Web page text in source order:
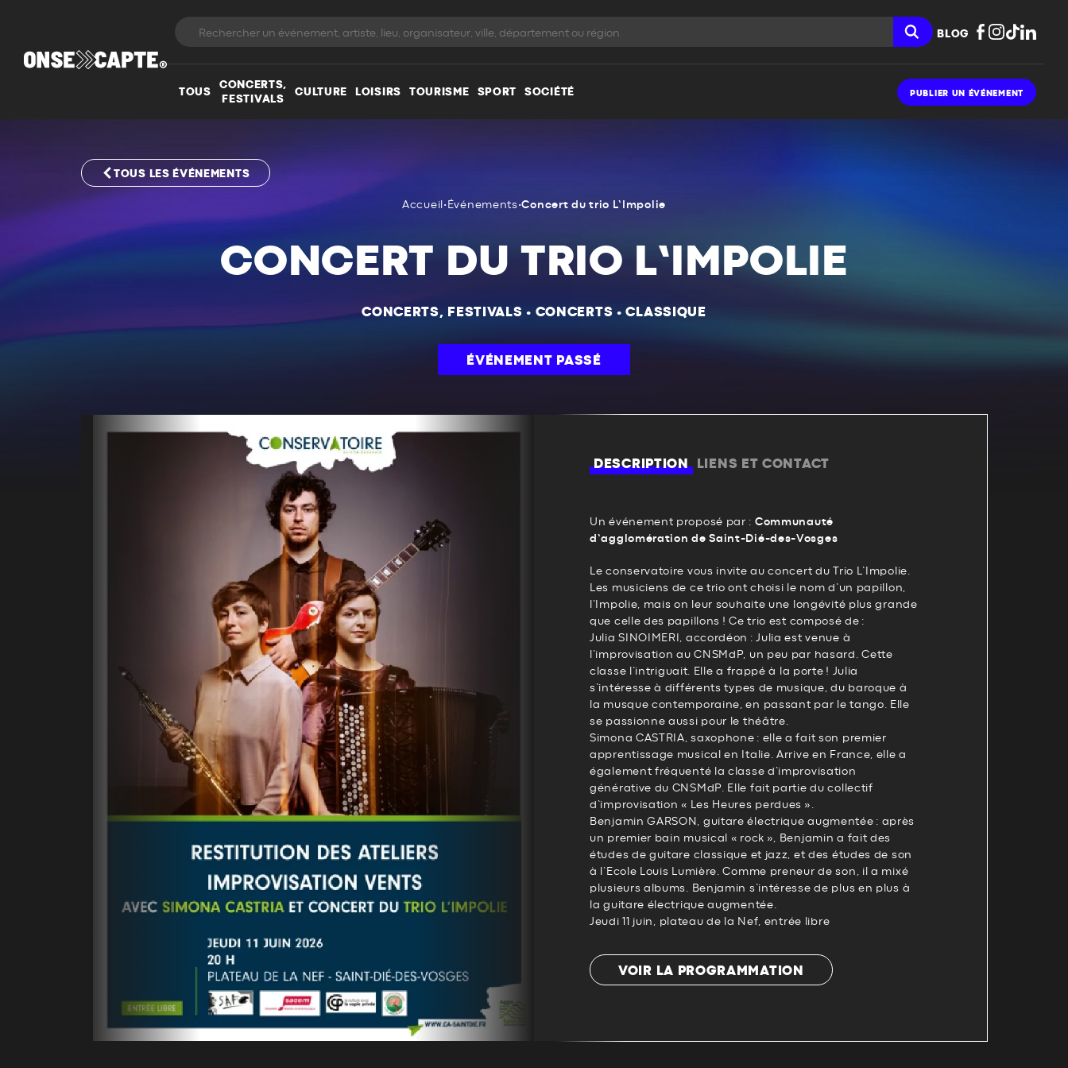
BLOG
TOUS
CONCERTS,
FESTIVALS
CULTURE LOISIRS TOURISME SPORT SOCIÉTÉ PUBLIER UN ÉVÉNEMENT
TOUS LES ÉVÉNEMENTS
Accueil • Événements•Concert du trio L’Impolie
CONCERT DU TRIO L’IMPOLIE
CONCERTS, FESTIVALS • CONCERTS •CLASSIQUE
ÉVÉNEMENT PASSÉ
DESCRIPTION LIENS ET CONTACT
Un événement proposé par : Communauté
d’agglomération de Saint-Dié-des-Vosges
Le conservatoire vous invite au concert du Trio L’Impolie.
Les musiciens de ce trio ont choisi le nom d’un papillon,
l’Impolie, mais on leur souhaite une longévité plus grande
que celle des papillons ! Ce trio est composé de :
Julia SINOIMERI, accordéon : Julia est venue à
l’improvisation au CNSMdP, un peu par hasard. Cette
classe l’intriguait. Elle a frappé à la porte ! Julia
s’intéresse à différents types de musique, du baroque à
la musque contemporaine, en passant par le tango. Elle
se passionne aussi pour le théâtre.
Simona CASTRIA, saxophone : elle a fait son premier
apprentissage musical en Italie. Arrive en France, elle a
également fréquenté la classe d’improvisation
générative du CNSMdP. Elle fait partie du collectif
d’improvisation « Les Heures perdues ».
Benjamin GARSON, guitare électrique augmentée : après
un premier bain musical « rock », Benjamin a fait des
études de guitare classique et jazz, et des études de son
à l’Ecole Louis Lumière. Comme preneur de son, il a mixé
plusieurs albums. Benjamin s’intéresse de plus en plus à
la guitare électrique augmentée.
Jeudi 11 juin, plateau de la Nef, entrée libre
VOIR LA PROGRAMMATION